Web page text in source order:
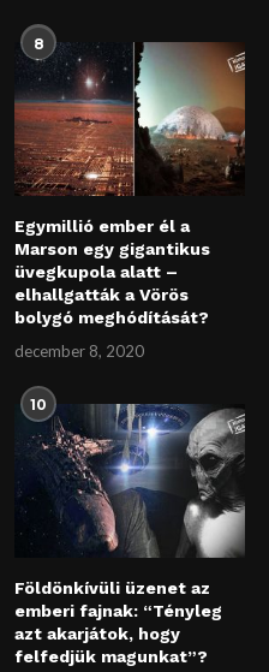
8
Egymillió ember él a
Marson egy gigantikus
üvegkupola alatt –
elhallgatták a Vörös
bolygó meghódítását?
december 8, 2020
10
Földönkívüli üzenet az
emberi fajnak: “Tényleg
azt akarjátok, hogy
felfedjük magunkat”?